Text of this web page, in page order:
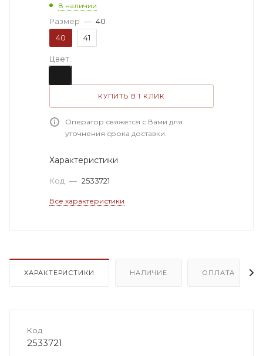
В наличии
Размер — 40
40
41
Цвет:
КУПИТЬ В 1 КЛИК
Оператор свяжется с Вами для
уточнения срока доставки.
Характеристики
Код — 2533721
Все характеристики
ХАРАКТЕРИСТИКИ НАЛИЧИЕ ОПЛАТА
Код
2533721